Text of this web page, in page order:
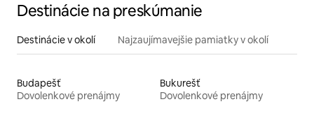
Destinácie na preskúmanie
Destinácie v okolí Najzaujímavejšie pamiatky v okolí
Budapešť
Dovolenkové prenájmy
Bukurešť
Dovolenkové prenájmy